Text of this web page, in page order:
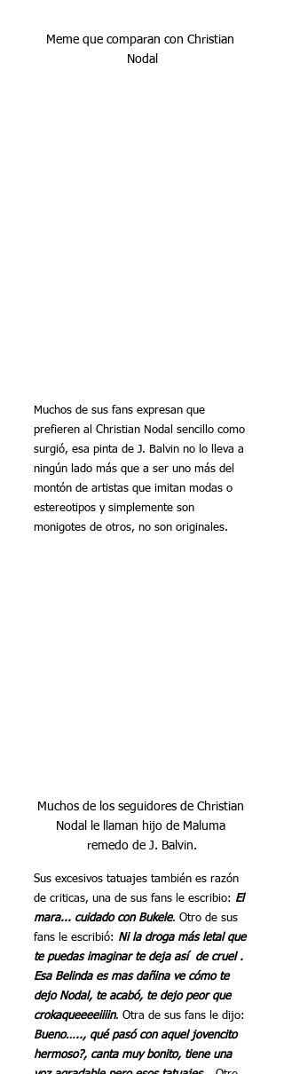
Meme que comparan con Christian
Nodal
Muchos de sus fans expresan que
prefieren al Christian Nodal sencillo como
surgió, esa pinta de J. Balvin no lo lleva a
ningún lado más que a ser uno más del
montón de artistas que imitan modas o
estereotipos y simplemente son
monigotes de otros, no son originales.
Muchos de los seguidores de Christian
Nodal le llaman hijo de Maluma
remedo de J. Balvin.
Sus excesivos tatuajes también es razón
de criticas, una de sus fans le escribio: El
mara... cuidado con Bukele. Otro de sus
fans le escribió: Ni la droga más letal que
te puedas imaginar te deja así  de cruel .
Esa Belinda es mas dañina ve cómo te
dejo Nodal, te acabó, te dejo peor que
crokaqueeeeiiiin. Otra de sus fans le dijo:
Bueno….., qué pasó con aquel jovencito
hermoso?, canta muy bonito, tiene una